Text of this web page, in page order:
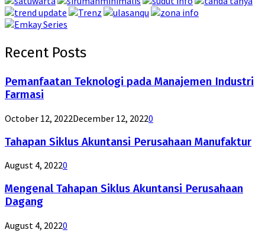
Recent Posts
Pemanfaatan Teknologi pada Manajemen Industri
Farmasi
October 12, 2022December 12, 20220
Tahapan Siklus Akuntansi Perusahaan Manufaktur
August 4, 20220
Mengenal Tahapan Siklus Akuntansi Perusahaan
Dagang
August 4, 20220